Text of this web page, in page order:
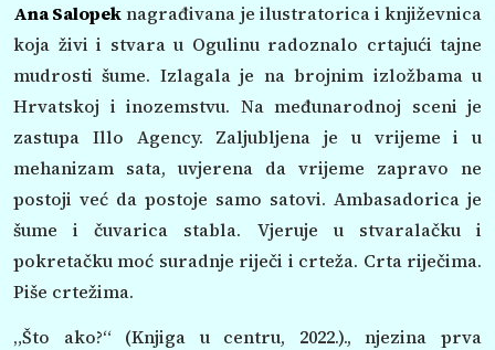
Ana Salopeknagrađivana je ilustratorica i književnica
koja živi i stvara u Ogulinu radoznalo crtajući tajne
mudrosti šume. Izlagala je na brojnim izložbama u
Hrvatskoj i inozemstvu. Na međunarodnoj sceni je
zastupa Illo Agency. Zaljubljena je u vrijeme i u
mehanizam sata, uvjerena da vrijeme zapravo ne
postoji već da postoje samo satovi. Ambasadorica je
šume i čuvarica stabla. Vjeruje u stvaralačku i
pokretačku moć suradnje riječi i crteža. Crta riječima.
Piše crtežima.
„Što ako?“ (Knjiga u centru, 2022.)., njezina prva